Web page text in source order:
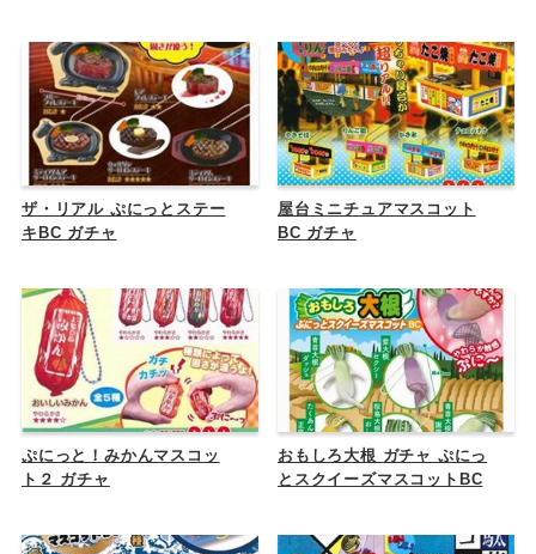
ザ・リアル ぷにっとステー
キBC ガチャ
屋台ミニチュアマスコット
BC ガチャ
ぷにっと！みかんマスコッ
ト２ ガチャ
おもしろ大根 ガチャ ぷにっ
とスクイーズマスコットBC